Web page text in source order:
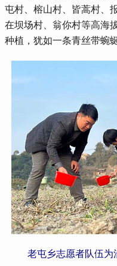
屯村、榕山村、皆蒿村、
在坝场村、翁你村等高海
种植，犹如一条青丝带蜿
老屯乡志愿者队伍为